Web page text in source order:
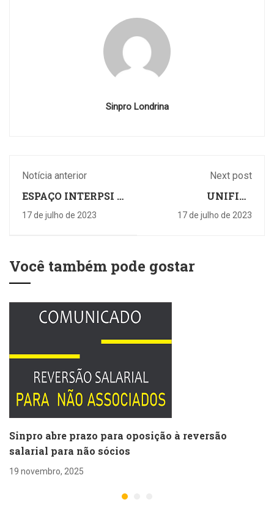
Sinpro Londrina
Notícia anterior
ESPAÇO INTERPSI -
PSICOLOGIA E
PSICANÁLISE
17 de julho de 2023
Next post
UNIFIL -
Universidade
Filadélfia
17 de julho de 2023
Você também pode gostar
Sinpro abre prazo para oposição à reversão
salarial para não sócios
19 novembro, 2025